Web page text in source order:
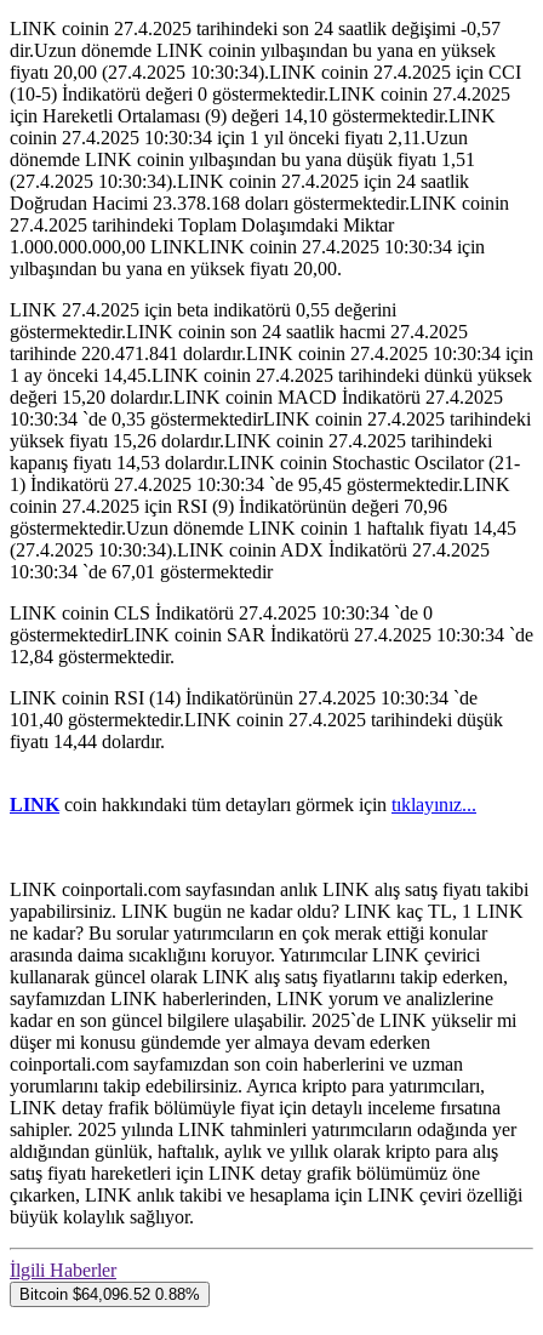
LINK coinin 27.4.2025 tarihindeki son 24 saatlik değişimi -0,57
dir.Uzun dönemde LINK coinin yılbaşından bu yana en yüksek
fiyatı 20,00 (27.4.2025 10:30:34).LINK coinin 27.4.2025 için CCI
(10-5) İndikatörü değeri 0 göstermektedir.LINK coinin 27.4.2025
için Hareketli Ortalaması (9) değeri 14,10 göstermektedir.LINK
coinin 27.4.2025 10:30:34 için 1 yıl önceki fiyatı 2,11.Uzun
dönemde LINK coinin yılbaşından bu yana düşük fiyatı 1,51
(27.4.2025 10:30:34).LINK coinin 27.4.2025 için 24 saatlik
Doğrudan Hacimi 23.378.168 doları göstermektedir.LINK coinin
27.4.2025 tarihindeki Toplam Dolaşımdaki Miktar
1.000.000.000,00 LINKLINK coinin 27.4.2025 10:30:34 için
yılbaşından bu yana en yüksek fiyatı 20,00.
LINK 27.4.2025 için beta indikatörü 0,55 değerini
göstermektedir.LINK coinin son 24 saatlik hacmi 27.4.2025
tarihinde 220.471.841 dolardır.LINK coinin 27.4.2025 10:30:34 için
1 ay önceki 14,45.LINK coinin 27.4.2025 tarihindeki dünkü yüksek
değeri 15,20 dolardır.LINK coinin MACD İndikatörü 27.4.2025
10:30:34 `de 0,35 göstermektedirLINK coinin 27.4.2025 tarihindeki
yüksek fiyatı 15,26 dolardır.LINK coinin 27.4.2025 tarihindeki
kapanış fiyatı 14,53 dolardır.LINK coinin Stochastic Oscilator (21-
1) İndikatörü 27.4.2025 10:30:34 `de 95,45 göstermektedir.LINK
coinin 27.4.2025 için RSI (9) İndikatörünün değeri 70,96
göstermektedir.Uzun dönemde LINK coinin 1 haftalık fiyatı 14,45
(27.4.2025 10:30:34).LINK coinin ADX İndikatörü 27.4.2025
10:30:34 `de 67,01 göstermektedir
LINK coinin CLS İndikatörü 27.4.2025 10:30:34 `de 0
göstermektedirLINK coinin SAR İndikatörü 27.4.2025 10:30:34 `de
12,84 göstermektedir.
LINK coinin RSI (14) İndikatörünün 27.4.2025 10:30:34 `de
101,40 göstermektedir.LINK coinin 27.4.2025 tarihindeki düşük
fiyatı 14,44 dolardır.
LINK coin hakkındaki tüm detayları görmek için tıklayınız...
LINK coinportali.com sayfasından anlık LINK alış satış fiyatı takibi
yapabilirsiniz. LINK bugün ne kadar oldu? LINK kaç TL, 1 LINK
ne kadar? Bu sorular yatırımcıların en çok merak ettiği konular
arasında daima sıcaklığını koruyor. Yatırımcılar LINK çevirici
kullanarak güncel olarak LINK alış satış fiyatlarını takip ederken,
sayfamızdan LINK haberlerinden, LINK yorum ve analizlerine
kadar en son güncel bilgilere ulaşabilir. 2025`de LINK yükselir mi
düşer mi konusu gündemde yer almaya devam ederken
coinportali.com sayfamızdan son coin haberlerini ve uzman
yorumlarını takip edebilirsiniz. Ayrıca kripto para yatırımcıları,
LINK detay frafik bölümüyle fiyat için detaylı inceleme fırsatına
sahipler. 2025 yılında LINK tahminleri yatırımcıların odağında yer
aldığından günlük, haftalık, aylık ve yıllık olarak kripto para alış
satış fiyatı hareketleri için LINK detay grafik bölümümüz öne
çıkarken, LINK anlık takibi ve hesaplama için LINK çeviri özelliği
büyük kolaylık sağlıyor.
İlgili Haberler
Bitcoin $64,096.52 0.88%